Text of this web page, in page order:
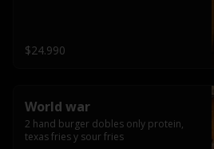
$24.990
World war
2 hand burger dobles only protein,
texas fries y sour fries